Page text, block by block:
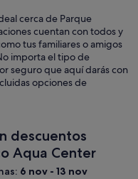
cerca de Parque
cuentan con todos y
tus familiares o amigos
importa el tipo de
seguro que aquí darás con
opciones de
descuentos
Aqua Center
6 nov - 13 nov